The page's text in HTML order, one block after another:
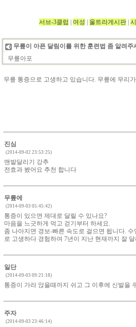
서브-3클럽 여성 울트라게시판
무릎이 아픈 달림이를 위한 훈련법 좀 알려주
무릎아포
무릎 통증으로 고생하고 있습니다. 무릎에 무리
진심
(2014-09-02 23:53:25)
맨발달리기 강추
전효과 봤어요 추천 합니다
무릎에
(2014-09-03 05:45:42)
통증이 있으면 제대로 달릴 수 있나요?
마음을 느긋하게 먹고 걷기부터 하세요.
좀 나아지면 경보-빠른 속도로 걸으면 됩니다.
로 고생하다 경험하여 7년이 지난 현재까지 잘
일단
(2014-09-03 09:21:18)
통증이 가라 앉을때까지 쉬고 그 이후에 신발을
주자
(2014-09-03 23:46:14)